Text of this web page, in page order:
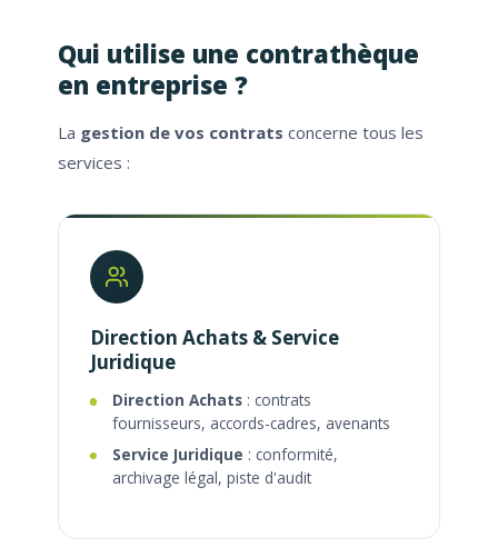
Qui utilise une contrathèque
en entreprise ?
La gestion de vos contrats concerne tous les
services :
Direction Achats & Service
Juridique
Direction Achats : contrats
fournisseurs, accords-cadres, avenants
Service Juridique : conformité,
archivage légal, piste d'audit